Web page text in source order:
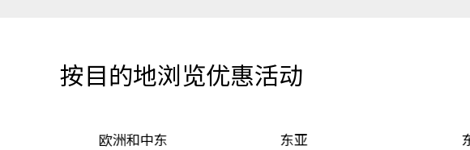
按目的地浏览优惠活动
东亚 东南亚及南亚